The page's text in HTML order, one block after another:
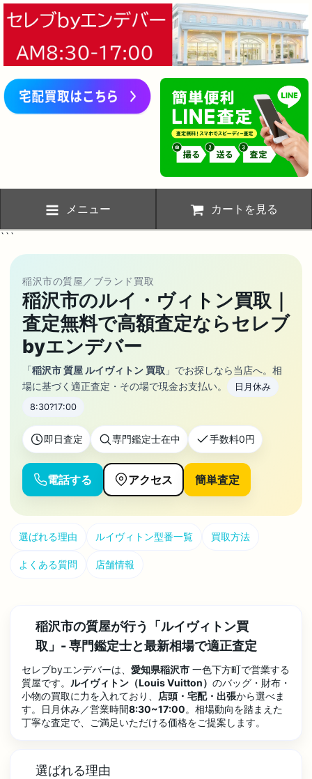
メニュー カートを見る
```
稲沢市の質屋／ブランド買取
稲沢市のルイ・ヴィトン買取｜
査定無料で高額査定ならセレブ
byエンデバー
「稲沢市 質屋 ルイヴィトン 買取 」でお探しなら当店へ。相
場に基づく適正査定・その場で現金お支払い。
日月休み
8:30?17:00
即日査定 専門鑑定士在中 手数料0円
電話する アクセス 簡単査定
選ばれる理由 ルイヴィトン型番一覧 買取方法
よくある質問 店舗情報
稲沢市の質屋が行う「ルイヴィトン買
取」- 専門鑑定士と最新相場で適正査定
セレブbyエンデバーは、 愛知県稲沢市 一色下方町で営業する
質屋です。 ルイヴィトン（Louis Vuitton） のバッグ・財布・
小物の買取に力を入れており、
店頭・宅配・出張から選べま
す。日月休み／営業時間8:30~17:00。相場動向を踏まえた
丁寧な査定で、ご満足いただける価格をご提案します。
選ばれる理由